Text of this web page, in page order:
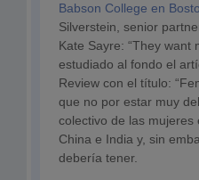
Babson College en
Silverstein, senior
Kate Sayre: “They
estudiado al fondo el
Review con el título:
que no por estar muy
colectivo de las
China e India y, sin
debería tener.